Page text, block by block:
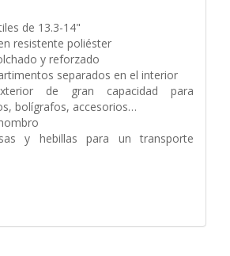
de 13.3-14"
resistente poliéster
y reforzado
separados en el interior
de gran capacidad para
bolígrafos, accesorios…
y hebillas para un transporte